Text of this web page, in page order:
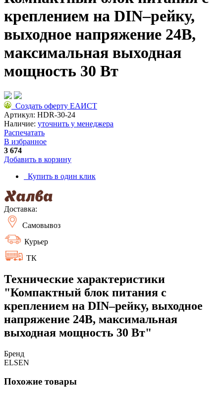
креплением на DIN–рейку,
выходное напряжение 24В,
максимальная выходная
мощность 30 Вт
Создать оферту ЕАИСТ
Артикул: HDR-30-24
Наличие: уточнить у менеджера
Распечатать
В избранное
3 674
Добавить в корзину
Купить в один клик
Доставка:
Самовывоз
Курьер
ТК
Технические характеристики
"Компактный блок питания с
креплением на DIN–рейку, выходное
напряжение 24В, максимальная
выходная мощность 30 Вт"
Бренд
ELSEN
Похожие товары